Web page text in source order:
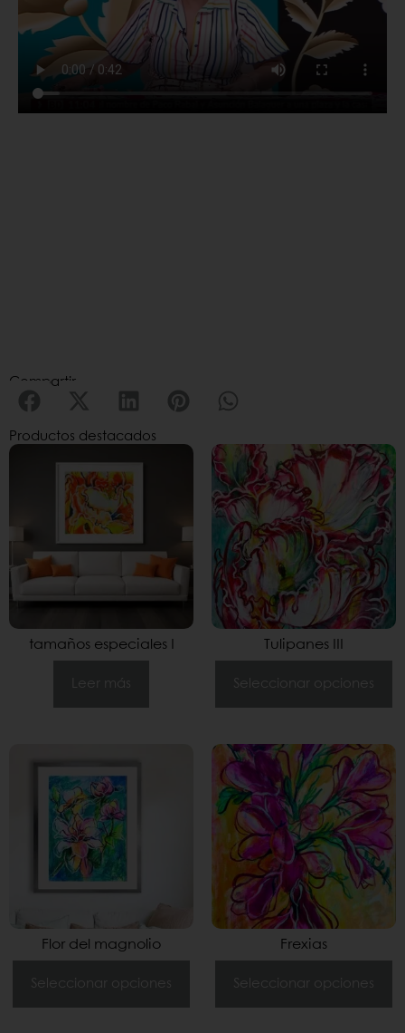
Compartir
Productos destacados
tamaños especiales I
Leer más
Tulipanes III
Seleccionar opciones
Flor del magnolio
Seleccionar opciones
Frexias
Seleccionar opciones